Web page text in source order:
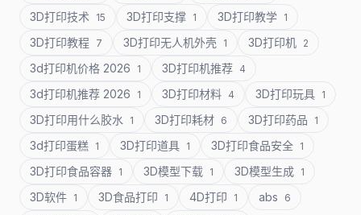
3D打印技术 15 3D打印支撑 1 3D打印教学 1
3D打印教程 7 3D打印无人机外壳 1 3D打印机 2
3d打印机价格 2026 1 3D打印机推荐 4
3d打印机推荐 2026 1 3D打印材料 4 3D打印玩具 1
3D打印用什么胶水 1 3D打印耗材 6 3D打印药品 1
3d打印蛋糕 1 3D打印道具 1 3D打印食品安全 1
3D打印食品容器 1 3D模型下载 1 3D模型生成 1
3D软件 1 3D食品打印 1 4D打印 1 abs 6